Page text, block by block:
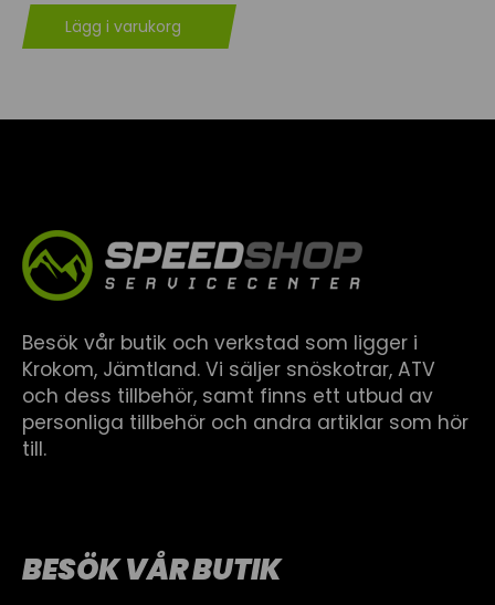
Lägg i varukorg
Besök vår butik och verkstad som ligger i
Krokom, Jämtland. Vi säljer snöskotrar, ATV
och dess tillbehör, samt finns ett utbud av
personliga tillbehör och andra artiklar som hör
till.
BESÖK VÅR BUTIK